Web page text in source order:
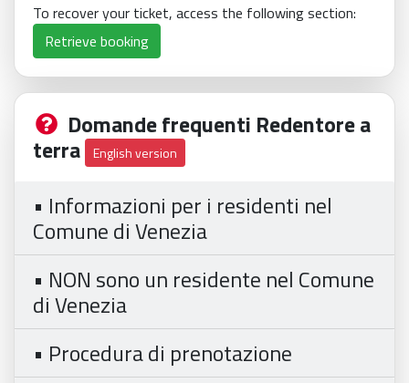
To recover your ticket, access the following section:
Retrieve booking
Domande frequenti Redentore a
terra English version
• Informazioni per i residenti nel
Comune di Venezia
• NON sono un residente nel Comune
di Venezia
• Procedura di prenotazione